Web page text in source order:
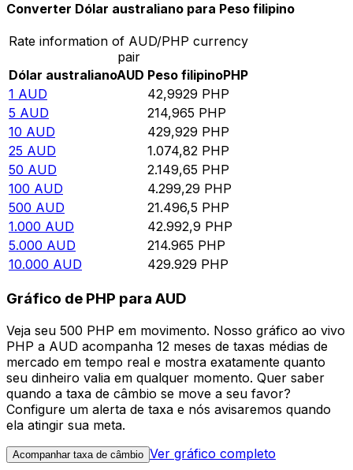
Converter Dólar australiano para Peso filipino
Rate information of AUD/PHP currency
pair
Dólar australianoAUD Peso filipinoPHP
1 AUD 42,9929 PHP
5 AUD 214,965 PHP
10 AUD 429,929 PHP
25 AUD 1.074,82 PHP
50 AUD 2.149,65 PHP
100 AUD 4.299,29 PHP
500 AUD 21.496,5 PHP
1.000 AUD 42.992,9 PHP
5.000 AUD 214.965 PHP
10.000 AUD 429.929 PHP
Gráfico de PHP para AUD
Veja seu 500 PHP em movimento. Nosso gráfico ao vivo
PHP a AUD acompanha 12 meses de taxas médias de
mercado em tempo real e mostra exatamente quanto
seu dinheiro valia em qualquer momento. Quer saber
quando a taxa de câmbio se move a seu favor?
Configure um alerta de taxa e nós avisaremos quando
ela atingir sua meta.
Acompanhar taxa de câmbio Ver gráfico completo